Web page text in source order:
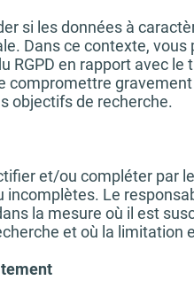
si les données à
Dans ce contexte,
RGPD en rapport avec
compromettre
objectifs de recherche.
et/ou compléter par
Le
la mesure où il est
et où la